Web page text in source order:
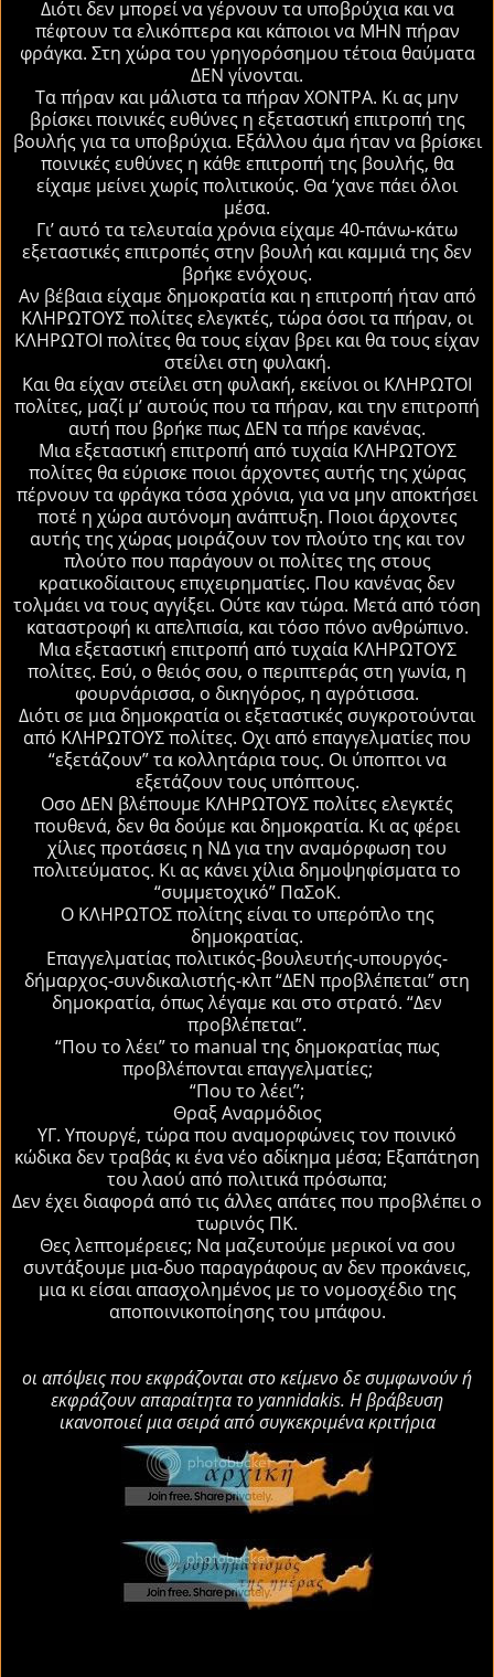
Διότι δεν μπορεί να γέρνουν τα υποβρύχια και να
πέφτουν τα ελικόπτερα και κάποιοι να ΜΗΝ πήραν
φράγκα. Στη χώρα του γρηγορόσημου τέτοια θαύματα
ΔΕΝ γίνονται.
Τα πήραν και μάλιστα τα πήραν ΧΟΝΤΡΑ. Κι ας μην
βρίσκει ποινικές ευθύνες η εξεταστική επιτροπή της
βουλής για τα υποβρύχια. Εξάλλου άμα ήταν να βρίσκει
ποινικές ευθύνες η κάθε επιτροπή της βουλής, θα
είχαμε μείνει χωρίς πολιτικούς. Θα ‘χανε πάει όλοι
μέσα.
Γι’ αυτό τα τελευταία χρόνια είχαμε 40-πάνω-κάτω
εξεταστικές επιτροπές στην βουλή και καμμιά της δεν
βρήκε ενόχους.
Αν βέβαια είχαμε δημοκρατία και η επιτροπή ήταν από
ΚΛΗΡΩΤΟΥΣ πολίτες ελεγκτές, τώρα όσοι τα πήραν, οι
ΚΛΗΡΩΤΟΙ πολίτες θα τους είχαν βρει και θα τους είχαν
στείλει στη φυλακή.
Και θα είχαν στείλει στη φυλακή, εκείνοι οι ΚΛΗΡΩΤΟΙ
πολίτες, μαζί μ’ αυτούς που τα πήραν, και την επιτροπή
αυτή που βρήκε πως ΔΕΝ τα πήρε κανένας.
Μια εξεταστική επιτροπή από τυχαία ΚΛΗΡΩΤΟΥΣ
πολίτες θα εύρισκε ποιοι άρχοντες αυτής της χώρας
πέρνουν τα φράγκα τόσα χρόνια, για να μην αποκτήσει
ποτέ η χώρα αυτόνομη ανάπτυξη. Ποιοι άρχοντες
αυτής της χώρας μοιράζουν τον πλούτο της και τον
πλούτο που παράγουν οι πολίτες της στους
κρατικοδίαιτους επιχειρηματίες. Που κανένας δεν
τολμάει να τους αγγίξει. Ούτε καν τώρα. Μετά από τόση
καταστροφή κι απελπισία, και τόσο πόνο ανθρώπινο.
Μια εξεταστική επιτροπή από τυχαία ΚΛΗΡΩΤΟΥΣ
πολίτες. Εσύ, ο θειός σου, ο περιπτεράς στη γωνία, η
φουρνάρισσα, ο δικηγόρος, η αγρότισσα.
Διότι σε μια δημοκρατία οι εξεταστικές συγκροτούνται
από ΚΛΗΡΩΤΟΥΣ πολίτες. Οχι από επαγγελματίες που
“εξετάζουν” τα κολλητάρια τους. Οι ύποπτοι να
εξετάζουν τους υπόπτους.
Οσο ΔΕΝ βλέπουμε ΚΛΗΡΩΤΟΥΣ πολίτες ελεγκτές
πουθενά, δεν θα δούμε και δημοκρατία. Κι ας φέρει
χίλιες προτάσεις η ΝΔ για την αναμόρφωση του
πολιτεύματος. Κι ας κάνει χίλια δημοψηφίσματα το
“συμμετοχικό” ΠαΣοΚ.
Ο ΚΛΗΡΩΤΟΣ πολίτης είναι το υπερόπλο της
δημοκρατίας.
Επαγγελματίας πολιτικός-βουλευτής-υπουργός-
δήμαρχος-συνδικαλιστής-κλπ “ΔΕΝ προβλέπεται” στη
δημοκρατία, όπως λέγαμε και στο στρατό. “Δεν
προβλέπεται”.
“Που το λέει” το manual της δημοκρατίας πως
προβλέπονται επαγγελματίες;
“Που το λέει”;
Θραξ Αναρμόδιος
ΥΓ. Υπουργέ, τώρα που αναμορφώνεις τον ποινικό
κώδικα δεν τραβάς κι ένα νέο αδίκημα μέσα; Εξαπάτηση
του λαού από πολιτικά πρόσωπα;
Δεν έχει διαφορά από τις άλλες απάτες που προβλέπει ο
τωρινός ΠΚ.
Θες λεπτομέρειες; Να μαζευτούμε μερικοί να σου
συντάξουμε μια-δυο παραγράφους αν δεν προκάνεις,
μια κι είσαι απασχολημένος με το νομοσχέδιο της
αποποινικοποίησης του μπάφου.
οι απόψεις που εκφράζονται στο κείμενο δε συμφωνούν ή
εκφράζουν απαραίτητα το yannidakis. Η βράβευση
ικανοποιεί μια σειρά από συγκεκριμένα κριτήρια